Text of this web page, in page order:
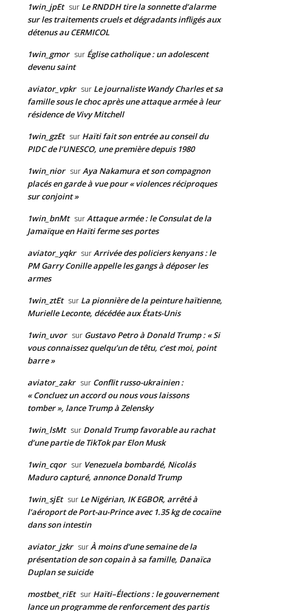
1win_jpEt sur Le RNDDH tire la sonnette d’alarme
sur les traitements cruels et dégradants infligés aux
détenus au CERMICOL
1win_gmor sur Église catholique : un adolescent
devenu saint
aviator_vpkr sur Le journaliste Wandy Charles et sa
famille sous le choc après une attaque armée à leur
résidence de Vivy Mitchell
1win_gzEt sur Haïti fait son entrée au conseil du
PIDC de l’UNESCO, une première depuis 1980
1win_nior surAya Nakamura et son compagnon
placés en garde à vue pour « violences réciproques
sur conjoint »
1win_bnMt surAttaque armée : le Consulat de la
Jamaïque en Haïti ferme ses portes
aviator_yqkr surArrivée des policiers kenyans : le
PM Garry Conille appelle les gangs à déposer les
armes
1win_ztEt sur La pionnière de la peinture haïtienne,
Murielle Leconte, décédée aux États-Unis
1win_uvor sur Gustavo Petro à Donald Trump : « Si
vous connaissez quelqu’un de têtu, c’est moi, point
barre »
aviator_zakr sur Conflit russo-ukrainien :
« Concluez un accord ou nous vous laissons
tomber », lance Trump à Zelensky
1win_lsMt sur Donald Trump favorable au rachat
d’une partie de TikTok par Elon Musk
1win_cqor sur Venezuela bombardé, Nicolás
Maduro capturé, annonce Donald Trump
1win_sjEt sur Le Nigérian, IK EGBOR, arrêté à
l’aéroport de Port-au-Prince avec 1.35 kg de cocaïne
dans son intestin
aviator_jzkr surÀ moins d’une semaine de la
présentation de son copain à sa famille, Danaïca
Duplan se suicide
mostbet_riEt sur Haïti–Élections : le gouvernement
lance un programme de renforcement des partis